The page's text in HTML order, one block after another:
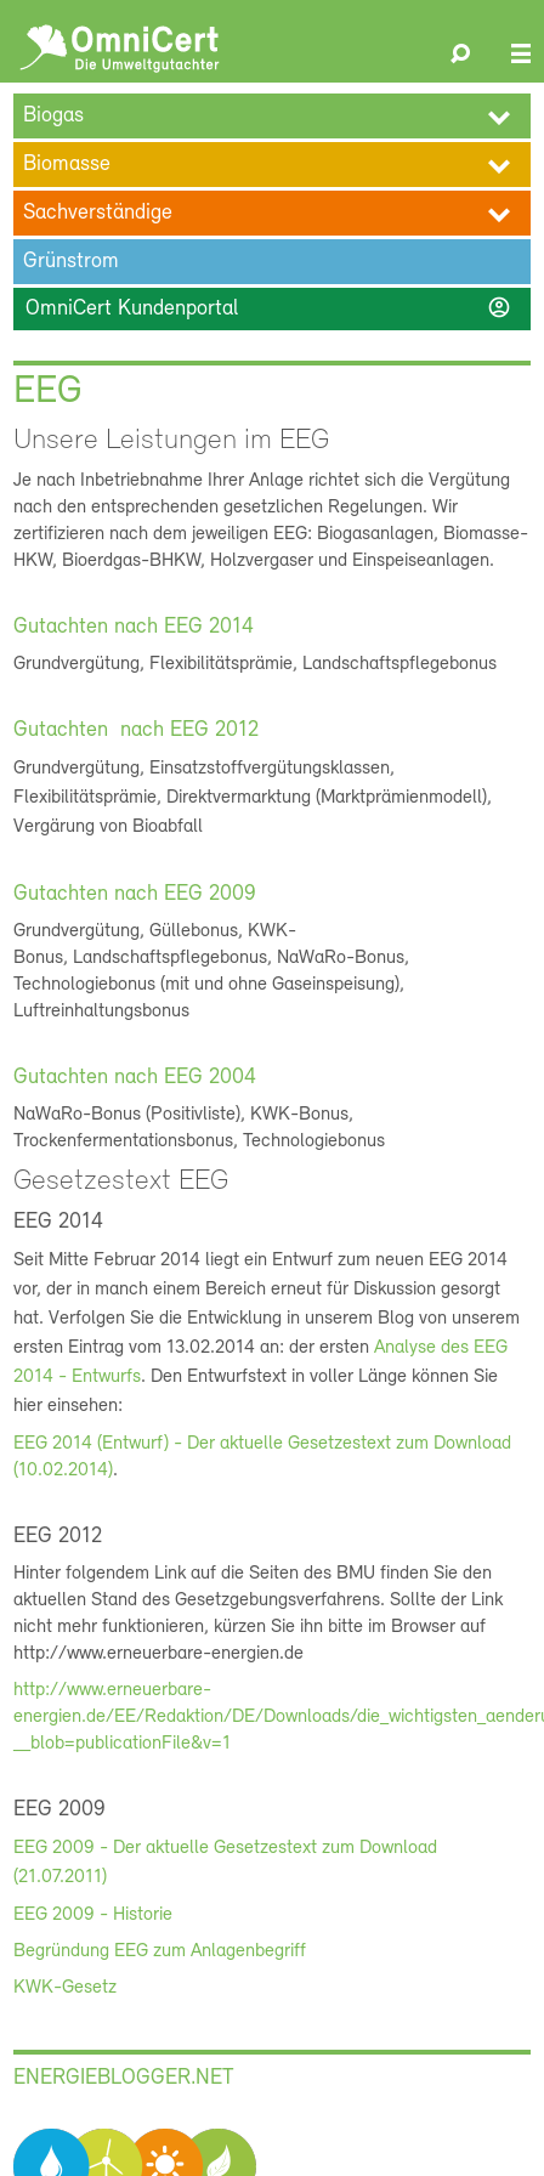
Search
ÜBER UNS BLOG TERMINE REFERENZEN
KARRIERE
KONTAKT
Biogas
Biomasse
Sachverständige
Grünstrom
OmniCert Kundenportal account_circle
EEG
Unsere Leistungen im EEG
Je nach Inbetriebnahme Ihrer Anlage richtet sich die Vergütung
nach den entsprechenden gesetzlichen Regelungen. Wir
zertifizieren nach dem jeweiligen EEG: Biogasanlagen, Biomasse-
HKW, Bioerdgas-BHKW, Holzvergaser und Einspeiseanlagen.
Gutachten nach EEG 2014
Grundvergütung, Flexibilitätsprämie, Landschaftspflegebonus
Gutachten nach EEG 2012
Grundvergütung, Einsatzstoffvergütungsklassen,
Flexibilitätsprämie, Direktvermarktung (Marktprämienmodell),
Vergärung von Bioabfall
Gutachten nach EEG 2009
Grundvergütung, Güllebonus, KWK-
Bonus, Landschaftspflegebonus, NaWaRo-Bonus,
Technologiebonus (mit und ohne Gaseinspeisung),
Luftreinhaltungsbonus
Gutachten nach EEG 2004
NaWaRo-Bonus (Positivliste), KWK-Bonus,
Trockenfermentationsbonus, Technologiebonus
Gesetzestext EEG
EEG 2014
Seit Mitte Februar 2014 liegt ein Entwurf zum neuen EEG 2014
vor, der in manch einem Bereich erneut für Diskussion gesorgt
hat. Verfolgen Sie die Entwicklung in unserem Blog von unserem
ersten Eintrag vom 13.02.2014 an: der erstenAnalyse des EEG
2014 - Entwurfs. Den Entwurfstext in voller Länge können Sie
hier einsehen:
EEG 2014 (Entwurf) - Der aktuelle Gesetzestext zum Download
(10.02.2014).
EEG 2012
Hinter folgendem Link auf die Seiten des BMU finden Sie den
aktuellen Stand des Gesetzgebungsverfahrens. Sollte der Link
nicht mehr funktionieren, kürzen Sie ihn bitte im Browser auf
http://www.erneuerbare-energien.de
http://www.erneuerbare-
energien.de/EE/Redaktion/DE/Downloads/
__blob=publicationFile&v=1
EEG 2009
EEG 2009 - Der aktuelle Gesetzestext zum Download
(21.07.2011)
EEG 2009 - Historie
Begründung EEG zum Anlagenbegriff
KWK-Gesetz
ENERGIEBLOGGER.NET